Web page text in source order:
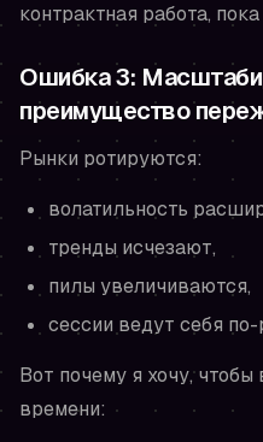
контрактная работа,
Ошибка 3:
преимущество
Рынки ротируются:
волатильность
тренды исчезают,
пилы увеличиваются,
сессии ведут себя по-
Вот почему я хочу,
времени: